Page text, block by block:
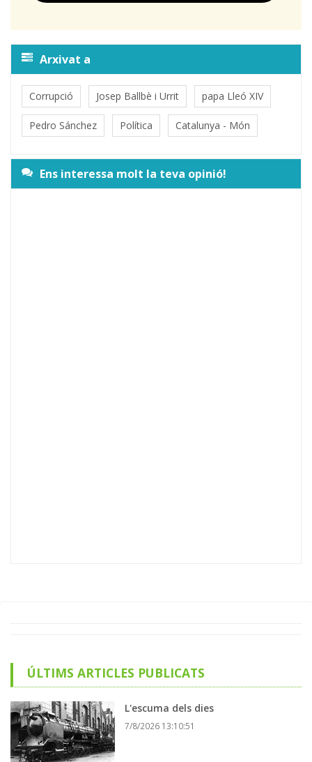
Arxivat a
Corrupció Josep Ballbè i Urrit papa Lleó XIV
Pedro Sánchez Política Catalunya - Món
Ens interessa molt la teva opinió!
ÚLTIMS ARTICLES PUBLICATS
L'escuma dels dies
7/8/2026 13:10:51